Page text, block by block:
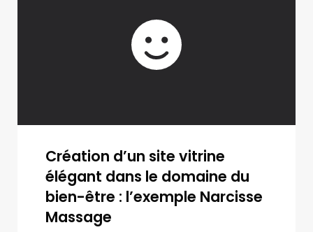
Création d’un site vitrine
élégant dans le domaine du
bien-être : l’exemple Narcisse
Massage